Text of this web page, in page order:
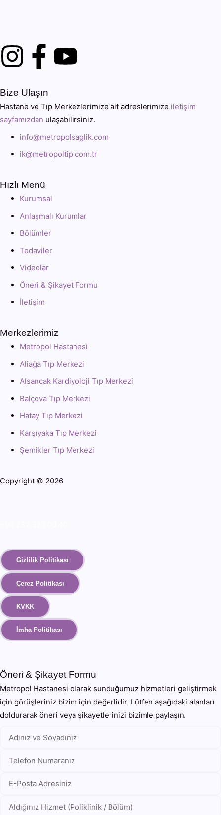
Bize Ulaşın
Hastane ve Tıp Merkezlerimize ait adreslerimize iletişim
sayfamızdan ulaşabilirsiniz.
info@metropolsaglik.com
ik@metropoltip.com.tr
Hızlı Menü
Kurumsal
Anlaşmalı Kurumlar
Bölümler
Tedaviler
Videolar
Öneri & Şikayet Formu
İletişim
Merkezlerimiz
Metropol Hastanesi
Aliağa Tıp Merkezi
Alsancak Kardiyoloji Tıp Merkezi
Balçova Tıp Merkezi
Hatay Tıp Merkezi
Karşıyaka Tıp Merkezi
Şemikler Tıp Merkezi
Copyright © 2026
Gizlilik Politikası
Çerez Politikası
KVKK
İmha Politikası
Öneri & Şikayet Formu
Metropol Hastanesi olarak sunduğumuz hizmetleri geliştirmek
için görüşleriniz bizim için değerlidir. Lütfen aşağıdaki alanları
doldurarak öneri veya şikayetlerinizi bizimle paylaşın.